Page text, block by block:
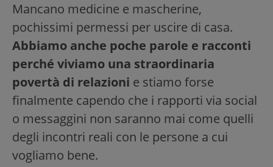
Mancano medicine e mascherine,
pochissimi permessi per uscire di casa.
Abbiamo anche poche parole e racconti
perché viviamo una straordinaria
povertà di relazioni e stiamo forse
finalmente capendo che i rapporti via social
o messaggini non saranno mai come quelli
degli incontri reali con le persone a cui
vogliamo bene.